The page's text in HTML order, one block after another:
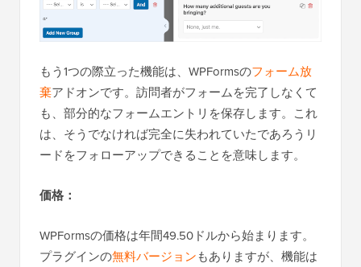
もう1つの際立った機能は、WPFormsのフォーム放
棄アドオンです。訪問者がフォームを完了しなくて
も、部分的なフォームエントリを保存します。これ
は、そうでなければ完全に失われていたであろうリ
ードをフォローアップできることを意味します。
価格：
WPFormsの価格は年間49.50ドルから始まります。
プラグインの無料バージョンもありますが、機能は